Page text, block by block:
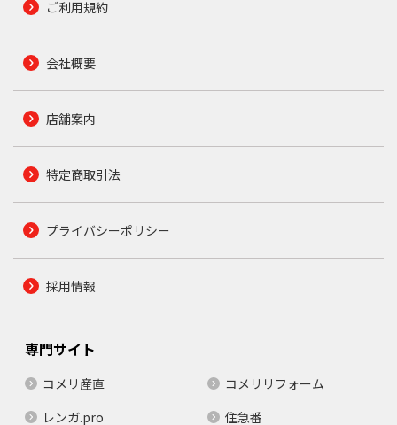
ご利用規約
会社概要
店舗案内
特定商取引法
プライバシーポリシー
採用情報
専門サイト
コメリ産直
コメリリフォーム
レンガ.pro
住急番